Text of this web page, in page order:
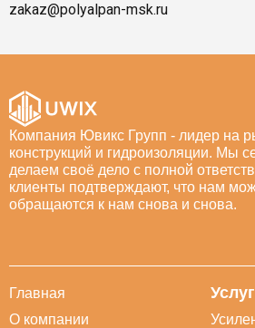
zakaz@polyalpan-msk.ru
Компания Ювикс Групп - лидер на
конструкций и гидроизоляции. Мы
делаем своё дело с полной
клиенты подтверждают, что нам
обращаются к нам снова и снова.
Главная
О компании